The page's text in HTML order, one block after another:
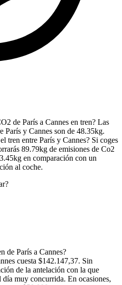
de París a Cannes en tren? Las
París y Cannes son de 48.35kg.
tren entre París y Cannes? Si coges
89.79kg de emisiones de Co2
en comparación con un
al coche.
de París a Cannes?
cuesta $142.147,37. Sin
de la antelación con la que
día muy concurrida. En ocasiones,